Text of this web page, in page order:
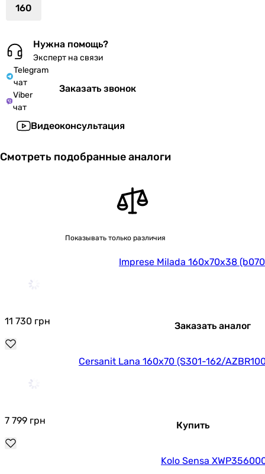
160
Нужна помощь?
Эксперт на связи
Telegram
чат
Viber
чат
Заказать звонок
Видеоконсультация
Смотреть подобранные аналоги
Показывать только различия
Imprese Milada 160x70x38
11 730 грн Заказать аналог
Cersanit Lana 160x70 (S301-162/
7 799 грн Купить
Kolo Sensa